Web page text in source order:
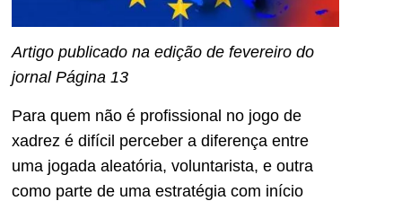
Artigo publicado na edição de fevereiro do
jornal Página 13
Para quem não é profissional no jogo de
xadrez é difícil perceber a diferença entre
uma jogada aleatória, voluntarista, e outra
como parte de uma estratégia com início